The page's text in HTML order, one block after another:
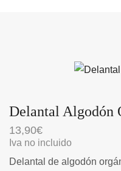
Delantal Algodón
13,90€
Iva no incluido
Delantal de algodón